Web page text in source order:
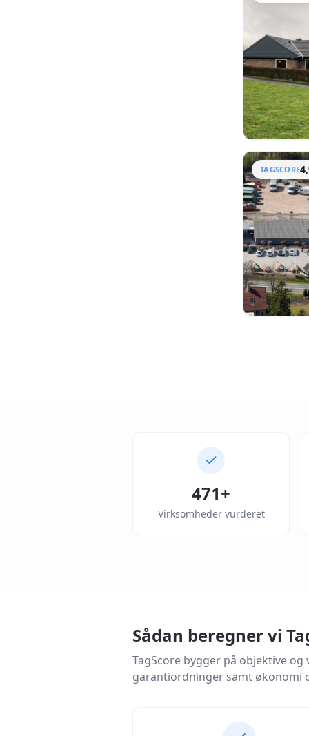
TAGSCORE
471+
Virksomheder vurderet
Sådan beregner vi
TagScore bygger på objektive
garantiordninger samt økonomi